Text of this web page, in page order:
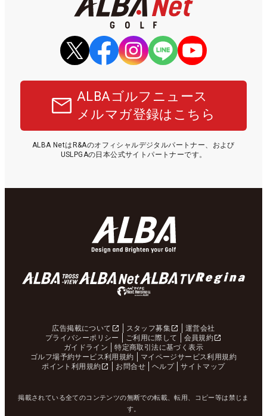
ALBAゴルフニュース
メルマガ登録はこちら
ALBA NetはR&Aのオフィシャルデジタルパートナー、および
USLPGAの日本公式サイトパートナーです。
広告掲載について スタッフ募集
運営会社
プライバシーポリシー
ご利用に際して
会員規約
ガイドライン
特定商取引法に基づく表示
ゴルフ場予約サービス利用規約
マイページサービス利用規約
ポイント利用規約
お問合せ ヘルプ サイトマップ
掲載されている全てのコンテンツの無断での転載、転用、コピー等は禁じま
す。